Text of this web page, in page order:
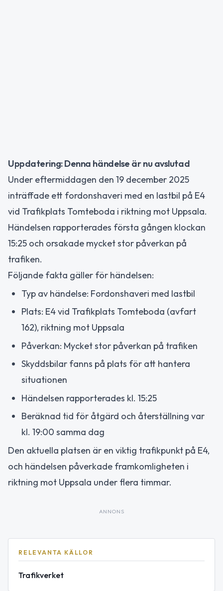
Uppdatering: Denna händelse är nu avslutad
Under eftermiddagen den 19 december 2025
inträffade ett fordonshaveri med en lastbil på E4
vid Trafikplats Tomteboda i riktning mot Uppsala.
Händelsen rapporterades första gången klockan
15:25 och orsakade mycket stor påverkan på
trafiken.
Följande fakta gäller för händelsen:
Typ av händelse: Fordonshaveri med lastbil
Plats: E4 vid Trafikplats Tomteboda (avfart
162), riktning mot Uppsala
Påverkan: Mycket stor påverkan på trafiken
Skyddsbilar fanns på plats för att hantera
situationen
Händelsen rapporterades kl. 15:25
Beräknad tid för åtgärd och återställning var
kl. 19:00 samma dag
Den aktuella platsen är en viktig trafikpunkt på E4,
och händelsen påverkade framkomligheten i
riktning mot Uppsala under flera timmar.
ANNONS
RELEVANTA KÄLLOR
Trafikverket